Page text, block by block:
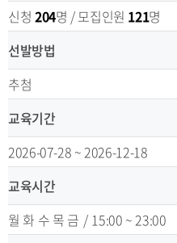
신청 204명 / 모집인원 121명
선발방법
추첨
교육기간
2026-07-28 ~ 2026-12-18
교육시간
월 화 수 목 금 / 15:00 ~ 23:00